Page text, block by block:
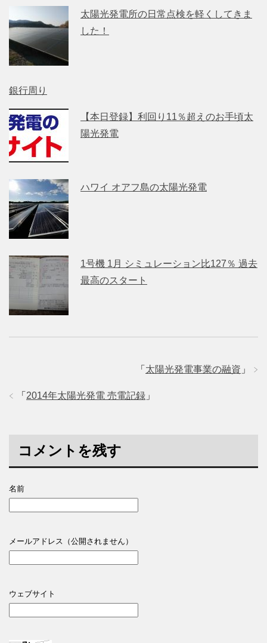
太陽光発電所の日常点検を軽くしてきま
した！
銀行周り
【本日登録】利回り11％超えのお手頃太
陽光発電
ハワイ オアフ島の太陽光発電
1号機 1月 シミュレーション比127％ 過去
最高のスタート
「 太陽光発電事業の融資 」
「 2014年太陽光発電 売電記録 」
コメントを残す
名前
メールアドレス（公開されません）
ウェブサイト